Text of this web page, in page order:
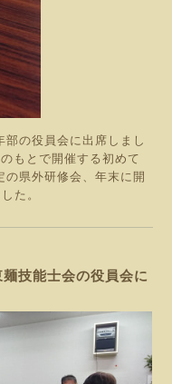
の役員会に出席しまし
もとで開催する初めて
県外研修会、年末に開
た。
技能士会の役員会に